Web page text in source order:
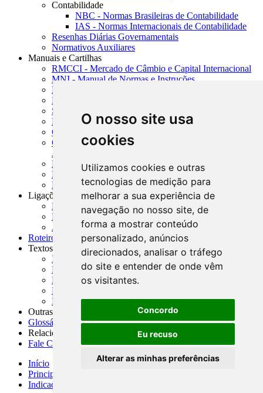
O nosso site usa
cookies
Utilizamos cookies e outras
tecnologias de medição para
melhorar a sua experiência de
navegação no nosso site, de
forma a mostrar conteúdo
personalizado, anúncios
direcionados, analisar o tráfego
do site e entender de onde vêm
os visitantes.
Concordo
Eu recuso
Alterar as minhas preferências
Contabilidade
NBC - Normas Brasileiras de Contabilidade
IAS - Normas Internacionais de Contabilidade
Resenhas Diárias Governamentais
Normativos Auxiliares
Manuais e Cartilhas
RMCCI - Mercado de Câmbio e Capital Internacional
MNI - Manual de Normas e Instruções
MTVM - Manual de Títulos e Valores Mobiliários
MCR - Manual de Crédito Rural
SISORF - Manual de Organização do SFN
MASUP - Manual de Supervisão Bancária
CADOC - Catálogo de Documentos
CNAE-CONCLA - Classificação Nacional de
Atividades Econômicas
PMF - Cartilhas do BCB
Manuais Auxiliares do BCB e Cosif-e
Resenhas Diárias Governamentais
Ligações Externas
Links Úteis
Presidência da República
Agências Nacionais Reguladoras
Roteiros para Estudos
Textos
Índice de Textos
Editorial
Monografias
Na Imprensa
Fórum de Discussão
Outras ferramentas
Glossário
Relacionamento
Fale Conosco
Início
Principais notícias
Indicadores